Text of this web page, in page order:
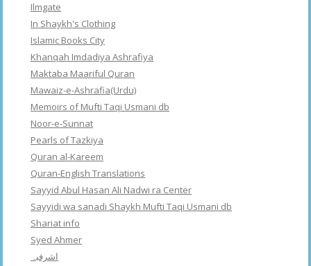
Ilmgate
In Shaykh's Clothing
Islamic Books City
Khanqah Imdadiya Ashrafiya
Maktaba Maariful Quran
Mawaiz-e-Ashrafia(Urdu)
Memoirs of Mufti Taqi Usmani db
Noor-e-Sunnat
Pearls of Tazkiya
Quran al-Kareem
Quran-English Translations
Sayyid Abul Hasan Ali Nadwi ra Center
Sayyidi wa sanadi Shaykh Mufti Taqi Usmani db
Shariat info
Syed Ahmer
اشرفبہ